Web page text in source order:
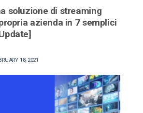
soluzione di streaming
azienda in 7 semplici
18, 2021